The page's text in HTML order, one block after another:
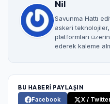
Nil
Savunma Hattı
askeri
platformları
ederek kaleme
BU HABERİ PAYLAŞIN
Facebook
X /